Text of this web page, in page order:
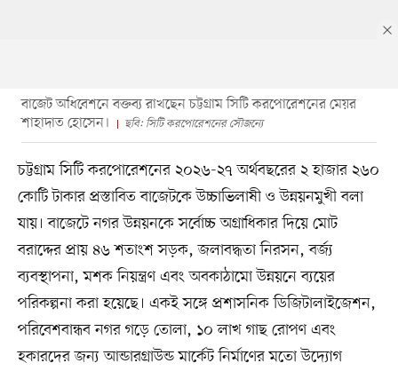
বাজেট অধিবেশনে বক্তব্য রাখছেন চট্টগ্রাম সিটি করপোরেশনের মেয়র
শাহাদাত হোসেন।
ছবি: সিটি করপোরেশনের সৌজন্যে
চট্টগ্রাম সিটি করপোরেশনের ২০২৬-২৭ অর্থবছরের ২ হাজার ২৬০
কোটি টাকার প্রস্তাবিত বাজেটকে উচ্চাভিলাষী ও উন্নয়নমুখী বলা
যায়। বাজেটে নগর উন্নয়নকে সর্বোচ্চ অগ্রাধিকার দিয়ে মোট
বরাদ্দের প্রায় ৪৬ শতাংশ সড়ক, জলাবদ্ধতা নিরসন, বর্জ্য
ব্যবস্থাপনা, মশক নিয়ন্ত্রণ এবং অবকাঠামো উন্নয়নে ব্যয়ের
পরিকল্পনা করা হয়েছে। একই সঙ্গে প্রশাসনিক ডিজিটালাইজেশন,
পরিবেশবান্ধব নগর গড়ে তোলা, ১০ লাখ গাছ রোপণ এবং
হকারদের জন্য আন্ডারগ্রাউন্ড মার্কেট নির্মাণের মতো উদ্যোগ